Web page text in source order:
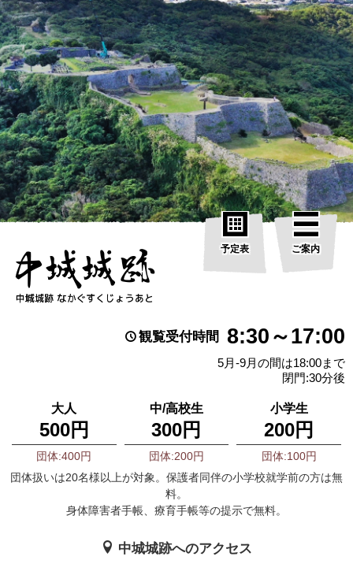
予定表 ご案内
観覧受付時間 8:30～17:00
5月-9月の間は18:00まで
閉門:30分後
大人
500円
団体:400円
中/高校生
300円
団体:200円
小学生
200円
団体:100円
団体扱いは20名様以上が対象。保護者同伴の小学校就学前の方は無
料。
身体障害者手帳、療育手帳等の提示で無料。
中城城跡へのアクセス